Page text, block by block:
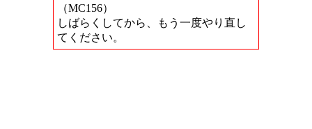
（MC156）
しばらくしてから、もう一度やり直し
てください。